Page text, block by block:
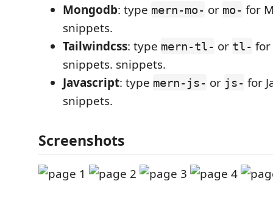
Mongodb: type mern-mo- or mo- for
snippets.
Tailwindcss: type mern-tl- or tl- for
snippets. snippets.
Javascript: type mern-js- or js- for
snippets.
Screenshots